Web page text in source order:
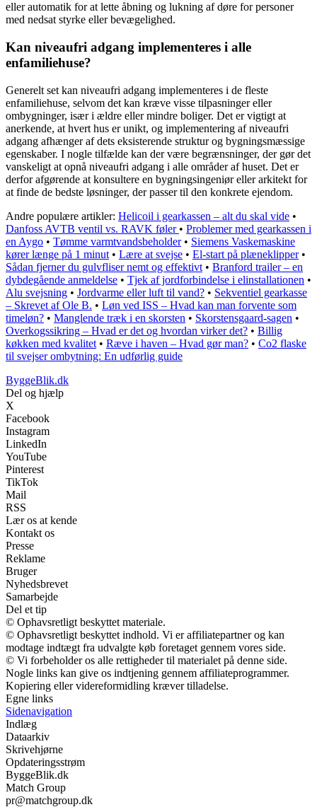
eller automatik for at lette åbning og lukning af døre for personer
med nedsat styrke eller bevægelighed.
Kan niveaufri adgang implementeres i alle
enfamiliehuse?
Generelt set kan niveaufri adgang implementeres i de fleste
enfamiliehuse, selvom det kan kræve visse tilpasninger eller
ombygninger, især i ældre eller mindre boliger. Det er vigtigt at
anerkende, at hvert hus er unikt, og implementering af niveaufri
adgang afhænger af dets eksisterende struktur og bygningsmæssige
egenskaber. I nogle tilfælde kan der være begrænsninger, der gør det
vanskeligt at opnå niveaufri adgang i alle områder af huset. Det er
derfor afgørende at konsultere en bygningsingeniør eller arkitekt for
at finde de bedste løsninger, der passer til den konkrete ejendom.
Andre populære artikler: Helicoil i gearkassen – alt du skal vide •
Danfoss AVTB ventil vs. RAVK føler • Problemer med gearkassen i
en Aygo • Tømme varmtvandsbeholder• Siemens Vaskemaskine
kører længe på 1 minut • Lære at svejse • El-start på plæneklipper•
Sådan fjerner du gulvfliser nemt og effektivt • Branford trailer – en
dybdegående anmeldelse • Tjek af jordforbindelse i elinstallationen •
Alu svejsning • Jordvarme eller luft til vand? • Sekventiel gearkasse
– Skrevet af Ole B. • Løn ved ISS – Hvad kan man forvente som
timeløn? • Manglende træk i en skorsten • Skorstensgaard-sagen •
Overkogssikring – Hvad er det og hvordan virker det? • Billig
køkken med kvalitet • Ræve i haven – Hvad gør man? • Co2 flaske
til svejser ombytning: En udførlig guide
ByggeBlik.dk
Del og hjælp
X
Facebook
Instagram
LinkedIn
YouTube
Pinterest
TikTok
Mail
RSS
Lær os at kende
Kontakt os
Presse
Reklame
Bruger
Nyhedsbrevet
Samarbejde
Del et tip
© Ophavsretligt beskyttet materiale.
© Ophavsretligt beskyttet indhold. Vi er affiliatepartner og kan
modtage indtægt fra udvalgte køb foretaget gennem vores side.
© Vi forbeholder os alle rettigheder til materialet på denne side.
Nogle links kan give os indtjening gennem affiliateprogrammer.
Kopiering eller videreformidling kræver tilladelse.
Egne links
Sidenavigation
Indlæg
Dataarkiv
Skrivehjørne
Opdateringsstrøm
ByggeBlik.dk
Match Group
pr@matchgroup.dk